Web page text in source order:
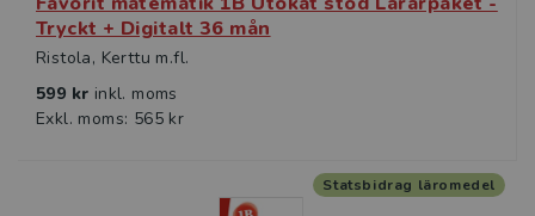
Tryckt + Digitalt 36 mån
Ristola, Kerttu m.fl.
599 kr inkl. moms
Exkl. moms: 565 kr
Statsbidrag läromedel